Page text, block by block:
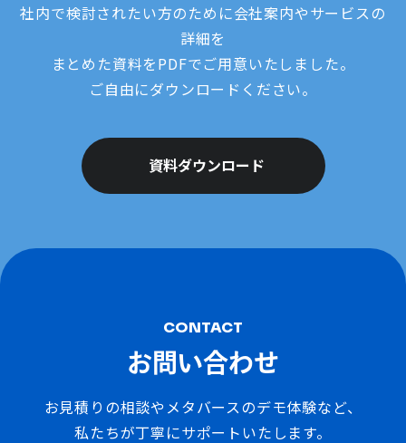
社内で検討されたい方のために会社案内やサービスの
詳細を
まとめた資料をPDFでご用意いたしました。
ご自由にダウンロードください。
資料ダウンロード
CONTACT
お問い合わせ
お見積りの相談やメタバースのデモ体験など、
私たちが丁寧にサポートいたします。